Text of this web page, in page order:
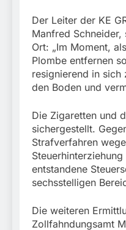
Der Leiter der KE
Manfred
Ort: „Im Moment,
Plombe entfernen
resignierend in sich
den Boden und
Die Zigaretten und
sichergestellt.
Strafverfahren
entstandene
sechsstelligen
Die weiteren
Zollfahndungsamt